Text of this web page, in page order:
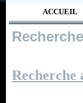
ACCUEIL
Recherche